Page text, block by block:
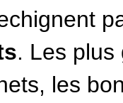
. Les
les